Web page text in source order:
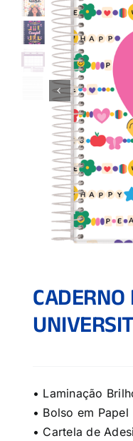
• Laminação
• Bolso em Papel
• Cartela de